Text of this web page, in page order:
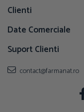
Clienti
Date Comerciale
Suport Clienti
contact@farmanat.ro